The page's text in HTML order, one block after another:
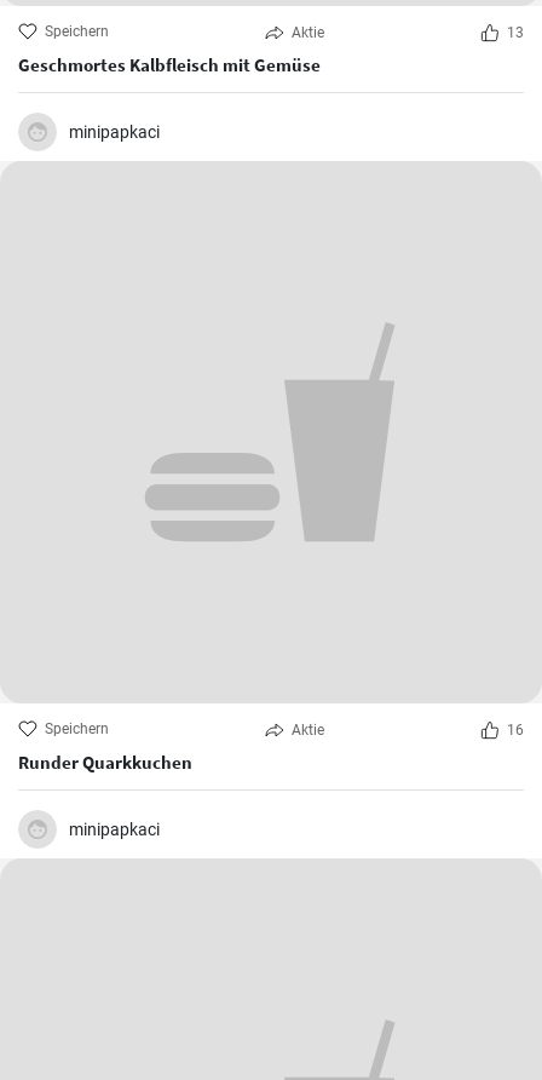
Speichern Aktie 13
Geschmortes Kalbfleisch mit Gemüse
minipapkaci
Speichern Aktie 16
Runder Quarkkuchen
minipapkaci